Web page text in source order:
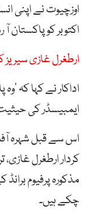
اکتوبر کو پاکستان
ارطغرل غازی سیریز
اداکار نے کہا کہ ‘وہ
ایمبیسڈر کی
اس سے قبل شہرہ
کردار ارطغرل
مذکورہ پرفیوم
چکے ہیں۔